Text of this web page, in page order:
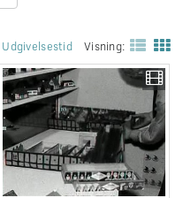
Udgivelsestid Visning: